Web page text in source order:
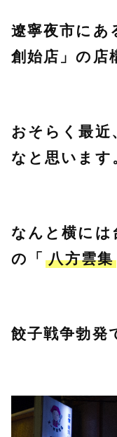
遼寧夜市にあ
創始店」の店
おそらく最近
なと思います
なんと横には
の「
八方雲集
餃子戦争勃発